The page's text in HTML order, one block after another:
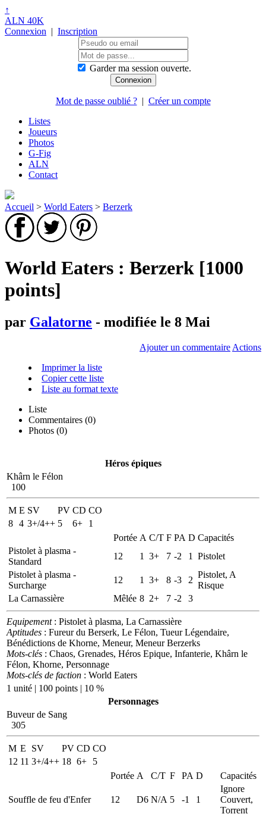
↑
ALN 40K
Connexion | Inscription
Garder ma session ouverte.
Mot de passe oublié ?| Créer un compte
Listes
Joueurs
Photos
G-Fig
ALN
Contact
Accueil > World Eaters > Berzerk
World Eaters : Berzerk [1000
points]
par Galatorne - modifiée le 8 Mai
Ajouter un commentaire Actions
Imprimer la liste
Copier cette liste
Liste au format texte
Liste
Commentaires (0)
Photos (0)
Héros épiques
Khârn le Félon
100
M E SV PV CD CO
8 4 3+/4++ 5 6+
1
Portée A C/T F PA D Capacités
Pistolet à plasma -
Standard
12 1 3+ 7 -2 1
Pistolet
Pistolet à plasma -
Surcharge
12 1 3+ 8 -3 2
Pistolet, A
Risque
La Carnassière
Mêlée 8 2+ 7 -2 3
Equipement: Pistolet à plasma, La Carnassière
Aptitudes : Fureur du Berserk, Le Félon, Tueur Légendaire,
Bénédictions de Khorne, Meneur, Meneur Berzerks
Mots-clés : Chaos, Grenades, Héros Epique, Infanterie, Khârn le
Félon, Khorne, Personnage
Mots-clés de faction : World Eaters
1 unité | 100 points | 10 %
Personnages
Buveur de Sang
305
M E SV PV CD CO
12 11 3+/4++ 18 6+
5
Portée A C/T F PA D Capacités
Souffle de feu d'Enfer 12 D6 N/A 5 -1 1
Ignore
Couvert,
Torrent